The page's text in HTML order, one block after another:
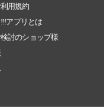
用規約
アプリとは
討のショップ様